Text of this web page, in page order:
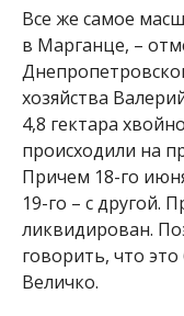
Все же самое
в Марганце, –
хозяйства
4,8 гектара
происходили на
Причем 18-го
19-го – с другой.
ликвидирован.
говорить, что
Величко.